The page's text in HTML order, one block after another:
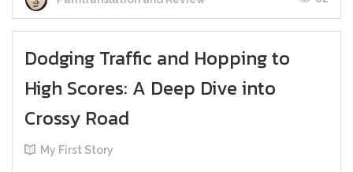
Dodging Traffic and Hopping to
High Scores: A Deep Dive into
Crossy Road
My First Story